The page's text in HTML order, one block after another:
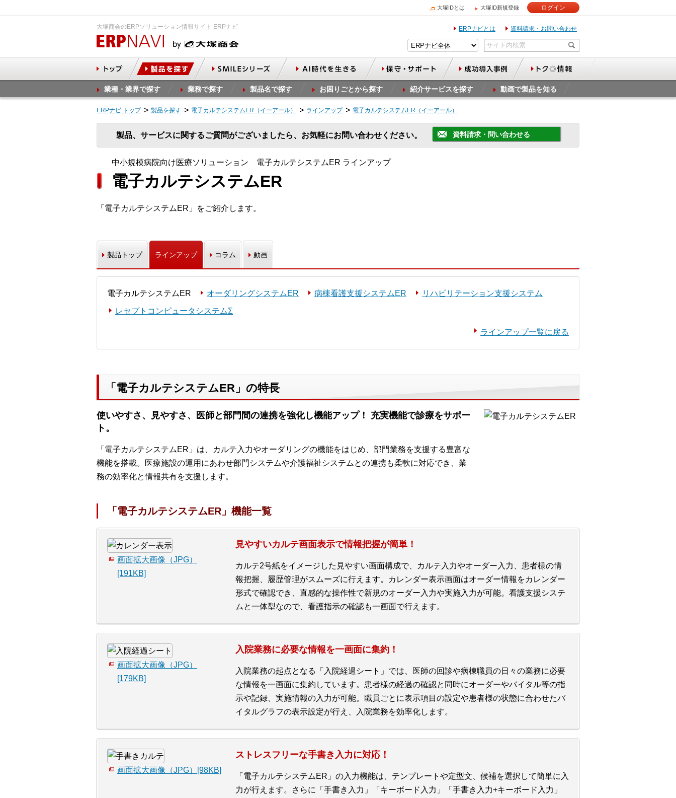
大塚IDとは 大塚ID新規登録 ログイン
大塚商会のERPソリューション情報サイト ERPナビ ERPナビとは 資料請求・お問い合わせ
業種・業界で探す 業務で探す 製品名で探す お困りごとから探す 紹介サービスを探す 動画で製品を知る
ERPナビ トップ 製品を探す 電子カルテシステムER（イーアール） ラインアップ 電子カルテシステムER（イーアール）
製品、サービスに関するご質問がございましたら、お気軽にお問い合わせください。 資料請求・問い合わせる
中小規模病院向け医療ソリューション 電子カルテシステムER ラインアップ
電子カルテシステムER
「電子カルテシステムER」をご紹介します。
製品トップ ラインアップ コラム 動画
電子カルテシステムER オーダリングシステムER 病棟看護支援システムER リハビリテーション支援システム
レセプトコンピュータシステムΣ
ラインアップ一覧に戻る
「電子カルテシステムER」の特長
使いやすさ、見やすさ、医師と部門間の連携を強化し機能アップ！ 充実機能で診療をサポー
ト。
「電子カルテシステムER」は、カルテ入力やオーダリングの機能をはじめ、部門業務を支援する豊富な
機能を搭載。医療施設の運用にあわせ部門システムや介護福祉システムとの連携も柔軟に対応でき、業
務の効率化と情報共有を支援します。
「電子カルテシステムER」機能一覧
画面拡大画像（JPG）
[191KB]
見やすいカルテ画面表示で情報把握が簡単！
カルテ2号紙をイメージした見やすい画面構成で、カルテ入力やオーダー入力、患者様の情
報把握、履歴管理がスムーズに行えます。カレンダー表示画面はオーダー情報をカレンダー
形式で確認でき、直感的な操作性で新規のオーダー入力や実施入力が可能。看護支援システ
ムと一体型なので、看護指示の確認も一画面で行えます。
画面拡大画像（JPG）
[179KB]
入院業務に必要な情報を一画面に集約！
入院業務の起点となる「入院経過シート」では、医師の回診や病棟職員の日々の業務に必要
な情報を一画面に集約しています。患者様の経過の確認と同時にオーダーやバイタル等の指
示や記録、実施情報の入力が可能。職員ごとに表示項目の設定や患者様の状態に合わせたバ
イタルグラフの表示設定が行え、入院業務を効率化します。
画面拡大画像（JPG）[98KB]
ストレスフリーな手書き入力に対応！
「電子カルテシステムER」の入力機能は、テンプレートや定型文、候補を選択して簡単に入
力が行えます。さらに「手書き入力」「キーボード入力」「手書き入力+キーボード入力」